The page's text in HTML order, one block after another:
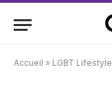
Accueil » LGBT Lifestyle